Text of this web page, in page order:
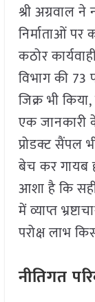
श्री अग्रवाल
निर्माताओं
कठोर
विभाग की 73
जिक्र भी
एक जानकारी
प्रोडक्ट सैंपल
बेच कर गायब
आशा है कि
में व्याप्त
परोक्ष लाभ
नीतिगत